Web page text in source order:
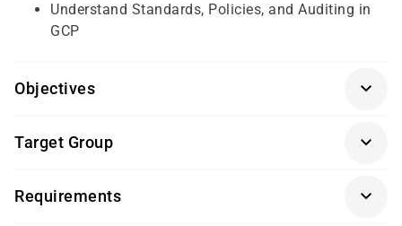
Understand Standards, Policies, and Auditing in
GCP
Objectives
folgende Vorkenntnisse:
Management
Target Group
Cloud Security Engineer
Requirements